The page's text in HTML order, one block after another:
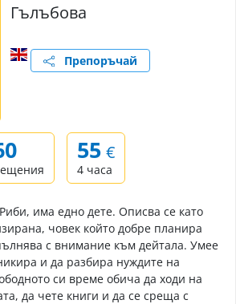
Гълъбова
Препоръчай
55 €
4 часа
има едно дете. Описва се като
човек който добре планира
с внимание към дейтала. Умее
и да разбира нуждите на
си време обича да ходи на
да чете книги и да се среща с